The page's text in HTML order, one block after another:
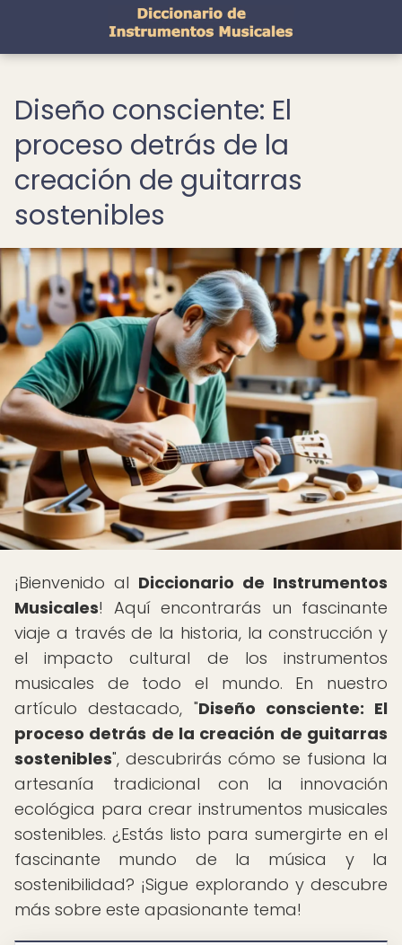
Diseño consciente: El
proceso detrás de la
creación de guitarras
sostenibles
¡Bienvenido al Diccionario de Instrumentos
Musicales! Aquí encontrarás un fascinante
viaje a través de la historia, la construcción y
el impacto cultural de los instrumentos
musicales de todo el mundo. En nuestro
artículo destacado, "Diseño consciente: El
proceso detrás de la creación de guitarras
sostenibles", descubrirás cómo se fusiona la
artesanía tradicional con la innovación
ecológica para crear instrumentos musicales
sostenibles. ¿Estás listo para sumergirte en el
fascinante mundo de la música y la
sostenibilidad? ¡Sigue explorando y descubre
más sobre este apasionante tema!